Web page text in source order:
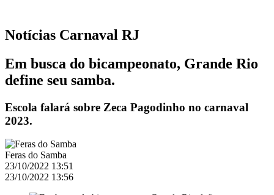
Notícias Carnaval RJ
Em busca do bicampeonato, Grande Rio
define seu samba.
Escola falará sobre Zeca Pagodinho no carnaval
2023.
Feras do Samba
23/10/2022 13:51
23/10/2022 13:56